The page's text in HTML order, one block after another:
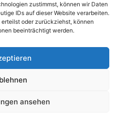
zustimmst, können wir Daten
IDs auf dieser Website verarbeiten.
oder zurückziehst, können
beeinträchtigt werden.
ansehen